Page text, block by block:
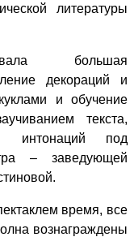
литературы
большая
декораций и
и обучение
текста,
интонаций под
– заведующей
время, все
вознаграждены